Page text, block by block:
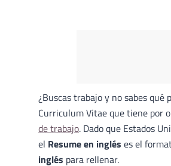
¿Buscas trabajo y no sabes
Curriculum Vitae que tiene por
de trabajo. Dado que Estados
el Resume en inglés es el
inglés para rellenar.